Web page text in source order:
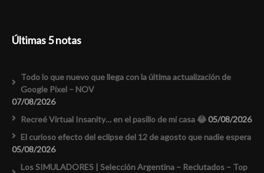
Últimas 5 notas
Todo lo que nuevo que llega con la última actualización de
Google Pixel – NOV
07/08/2026
Recreé Virtual Insanity… en el pasillo de mi casa 😂05/08/2026
El curioso efecto del eclipse del 12 de agosto que nadie espera
05/08/2026
Los SIMULADORES | Selección Argentina – Reclutados – Top